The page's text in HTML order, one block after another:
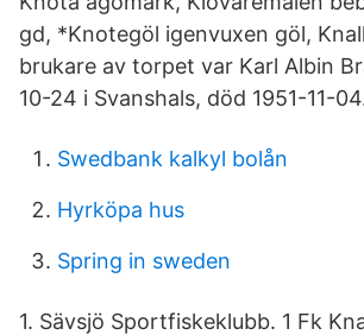
gd, *Knotegöl igenvuxen göl,
brukare av torpet var Karl Albin
10-24 i Svanshals, död 1951-11-
Swedbank kalkyl bolån
Hyrköpa hus
Spring in sweden
1. Sävsjö Sportfiskeklubb. 1 Fk